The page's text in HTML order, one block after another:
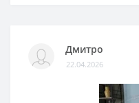
Дмитро
22.04.2026